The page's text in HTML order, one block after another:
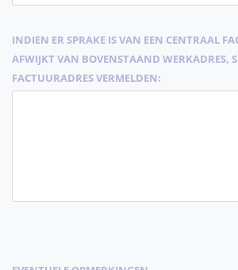
INDIEN ER SPRAKE IS VAN EEN CENTRAAL
AFWIJKT VAN BOVENSTAAND WERKADRES,
FACTUURADRES VERMELDEN: